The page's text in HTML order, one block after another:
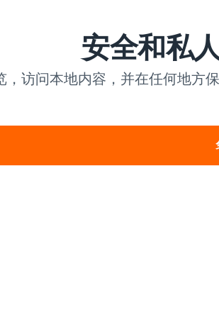
安全和私
访问本地内容，并在任何地方